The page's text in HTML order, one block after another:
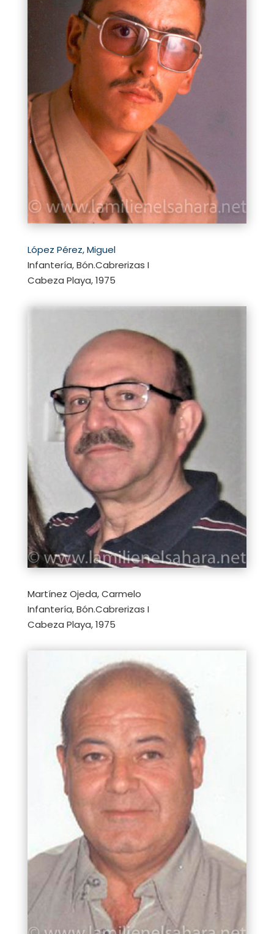
López Pérez, Miguel
Infantería, Bón.Cabrerizas I
Cabeza Playa, 1975
Martínez Ojeda, Carmelo
Infantería, Bón.Cabrerizas I
Cabeza Playa, 1975